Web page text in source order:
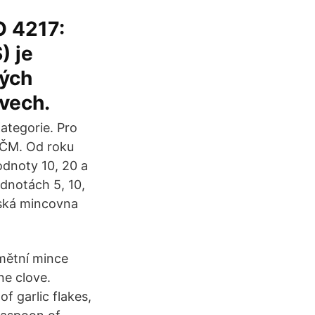
4217:
je
Pro
Od roku
10, 20 a
5, 10,
mincovna
mince
clove.
garlic flakes,